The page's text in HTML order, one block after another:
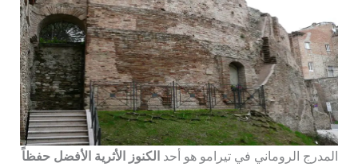
المدرج الروماني في تيرامو هو أحد الكنوز الأثرية الأفضل حفظاً